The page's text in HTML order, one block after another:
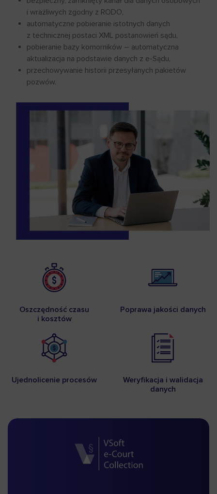
i wrażliwych zgodny z RODO,
automatyczne pobieranie istotnych danych
z technicznej postaci XML postanowień sądu,
pobieranie bazy komorników – automatyczna
aktualizacja na podstawie danych z e-Sądu,
przechowywanie historii przesyłanych pakietów
pozwów.
Oszczędność czasu
i kosztów
Poprawa jakości danych
Ujednolicenie procesów
Weryfikacja i walidacja
danych